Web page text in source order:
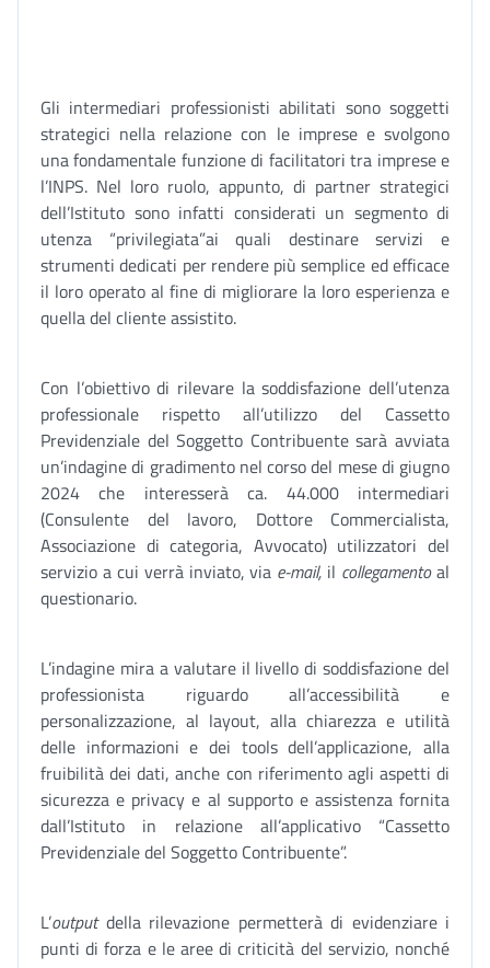
Gli intermediari professionisti abilitati sono soggetti
strategici nella relazione con le imprese e svolgono
una fondamentale funzione di facilitatori tra imprese e
l’INPS. Nel loro ruolo, appunto, di partner strategici
dell’Istituto sono infatti considerati un segmento di
utenza “privilegiata”ai quali destinare servizi e
strumenti dedicati per rendere più semplice ed efficace
il loro operato al fine di migliorare la loro esperienza e
quella del cliente assistito.
Con l’obiettivo di rilevare la soddisfazione dell’utenza
professionale rispetto all’utilizzo del Cassetto
Previdenziale del Soggetto Contribuente sarà avviata
un’indagine di gradimento nel corso del mese di giugno
2024 che interesserà ca. 44.000 intermediari
(Consulente del lavoro, Dottore Commercialista,
Associazione di categoria, Avvocato) utilizzatori del
servizio a cui verrà inviato, via e-mail, il collegamentoal
questionario.
L’indagine mira a valutare il livello di soddisfazione del
professionista riguardo all’accessibilità e
personalizzazione, al layout, alla chiarezza e utilità
delle informazioni e dei tools dell’applicazione, alla
fruibilità dei dati, anche con riferimento agli aspetti di
sicurezza e privacy e al supporto e assistenza fornita
dall’Istituto in relazione all’applicativo “Cassetto
Previdenziale del Soggetto Contribuente”.
L’output della rilevazione permetterà di evidenziare i
punti di forza e le aree di criticità del servizio, nonché